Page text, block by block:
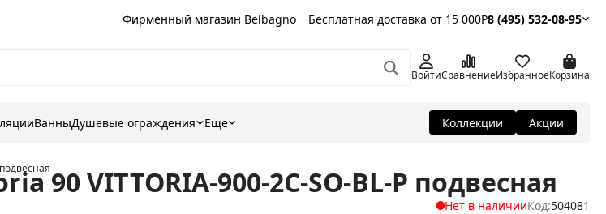
Фирменный магазин Belbagno Бесплатная доставка от 15 000Р8 (495) 532-08-95
ВойтиСравнениеИзбранноеКорзина
ВанныДушевые ограждения Еще Коллекции Акции
90 VITTORIA-900-2C-SO-BL-P подвесная
Нет в наличииКод:504081